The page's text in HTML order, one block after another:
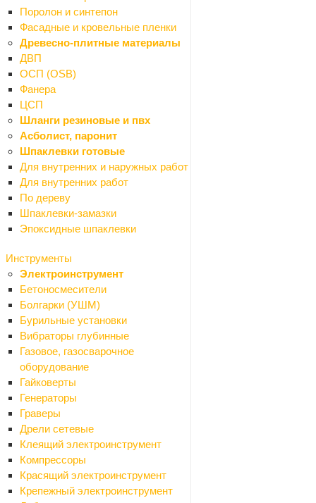
Поролон и синтепон
Фасадные и кровельные пленки
Древесно-плитные материалы
ДВП
ОСП (OSB)
Фанера
ЦСП
Шланги резиновые и пвх
Асболист, паронит
Шпаклевки готовые
Для внутренних и наружных работ
Для внутренних работ
По дереву
Шпаклевки-замазки
Эпоксидные шпаклевки
Инструменты
Электроинструмент
Бетоносмесители
Болгарки (УШМ)
Бурильные установки
Вибраторы глубинные
Газовое, газосварочное
оборудование
Гайковерты
Генераторы
Граверы
Дрели сетевые
Клеящий электроинструмент
Компрессоры
Красящий электроинструмент
Крепежный электроинструмент
ОТПРАВИТЬ
Ваше имя*
Телефон*